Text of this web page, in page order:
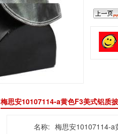
梅思安10107114-a黄色F3美式铝质
名称: 梅思安10107114-a